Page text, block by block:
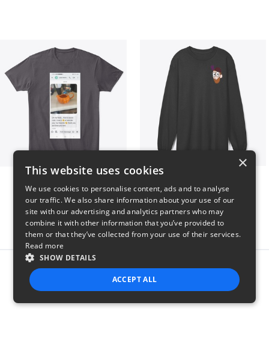
$24 $36
Report this product
×
This website uses cookies
We use cookies to personalise content, ads and to analyse
our traffic. We also share information about your use of our
site with our advertising and analytics partners who may
combine it with other information that you’ve provided to
them or that they’ve collected from your use of their services.
Read more
SHOW DETAILS
ACCEPT ALL
STRICTLY NECESSARY PERFORMANCE